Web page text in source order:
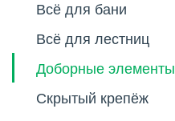
Всё для бани
Всё для лестниц
Доборные элементы
Скрытый крепёж